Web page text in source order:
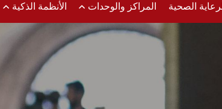
الصحية المراكز والوحدات الأنظمة الذكية